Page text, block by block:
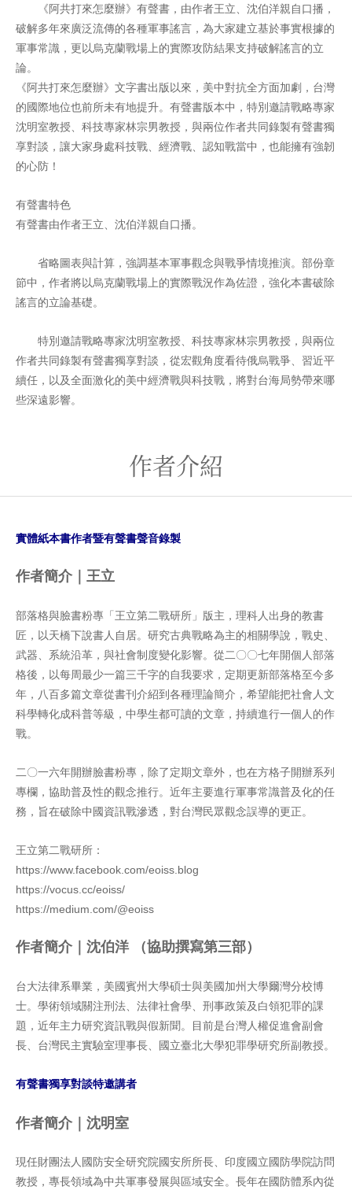
《阿共打來怎麼辦》有聲書，由作者王立、沈伯洋親自口播，
破解多年來廣泛流傳的各種軍事謠言，為大家建立基於事實根據的
軍事常識，更以烏克蘭戰場上的實際攻防結果支持破解謠言的立
論。
《阿共打來怎麼辦》文字書出版以來，美中對抗全方面加劇，台灣
的國際地位也前所未有地提升。有聲書版本中，特別邀請戰略專家
沈明室教授、科技專家林宗男教授，與兩位作者共同錄製有聲書獨
享對談，讓大家身處科技戰、經濟戰、認知戰當中，也能擁有強韌
的心防！
有聲書特色
有聲書由作者王立、沈伯洋親自口播。
省略圖表與計算，強調基本軍事觀念與戰爭情境推演。部份章
節中，作者將以烏克蘭戰場上的實際戰況作為佐證，強化本書破除
謠言的立論基礎。
特別邀請戰略專家沈明室教授、科技專家林宗男教授，與兩位
作者共同錄製有聲書獨享對談，從宏觀角度看待俄烏戰爭、習近平
續任，以及全面激化的美中經濟戰與科技戰，將對台海局勢帶來哪
些深遠影響。
作者介紹
實體紙本書作者暨有聲書聲音錄製
作者簡介｜王立
部落格與臉書粉專「王立第二戰研所」版主，理科人出身的教書
匠，以天橋下說書人自居。研究古典戰略為主的相關學說，戰史、
武器、系統沿革，與社會制度變化影響。從二〇〇七年開個人部落
格後，以每周最少一篇三千字的自我要求，定期更新部落格至今多
年，八百多篇文章從書刊介紹到各種理論簡介，希望能把社會人文
科學轉化成科普等級，中學生都可讀的文章，持續進行一個人的作
戰。
二〇一六年開辦臉書粉專，除了定期文章外，也在方格子開辦系列
專欄，協助普及性的觀念推行。近年主要進行軍事常識普及化的任
務，旨在破除中國資訊戰滲透，對台灣民眾觀念誤導的更正。
王立第二戰研所：
https://www.facebook.com/eoiss.blog
https://vocus.cc/eoiss/
https://medium.com/@eoiss
作者簡介｜沈伯洋 （協助撰寫第三部）
台大法律系畢業，美國賓州大學碩士與美國加州大學爾灣分校博
士。學術領域關注刑法、法律社會學、刑事政策及白領犯罪的課
題，近年主力研究資訊戰與假新聞。目前是台灣人權促進會副會
長、台灣民主實驗室理事長、國立臺北大學犯罪學研究所副教授。
有聲書獨享對談特邀講者
作者簡介｜沈明室
現任財團法人國防安全研究院國安所所長、印度國立國防學院訪問
教授，專長領域為中共軍事發展與區域安全。長年在國防體系內從